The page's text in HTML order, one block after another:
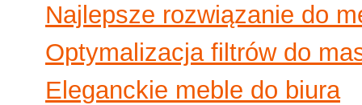
Najlepsze rozwiązanie do
Optymalizacja filtrów do
Eleganckie meble do biura